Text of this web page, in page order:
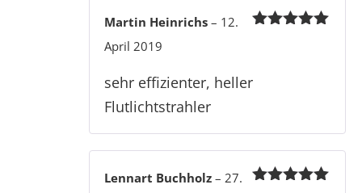
Martin Heinrichs – 12.
April 2019
sehr effizienter, heller
Flutlichtstrahler
Lennart Buchholz – 27.